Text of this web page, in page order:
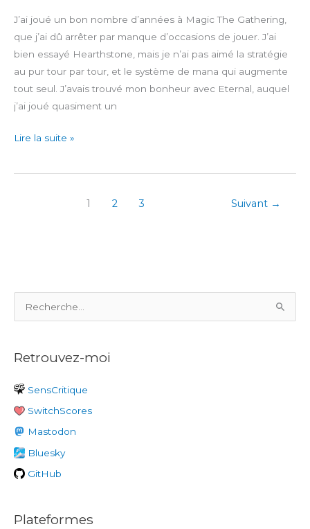
J’ai joué un bon nombre d’années à Magic The Gathering,
que j’ai dû arrêter par manque d’occasions de jouer. J’ai
bien essayé Hearthstone, mais je n’ai pas aimé la stratégie
au pur tour par tour, et le système de mana qui augmente
tout seul. J’avais trouvé mon bonheur avec Eternal, auquel
j’ai joué quasiment un
Jeu
cartes
Lire la suite »
1 2 3 Suivant →
e
h
r
c
h
e
r
Retrouvez-moi
SensCritique
SwitchScores
Mastodon
Bluesky
GitHub
Plateformes